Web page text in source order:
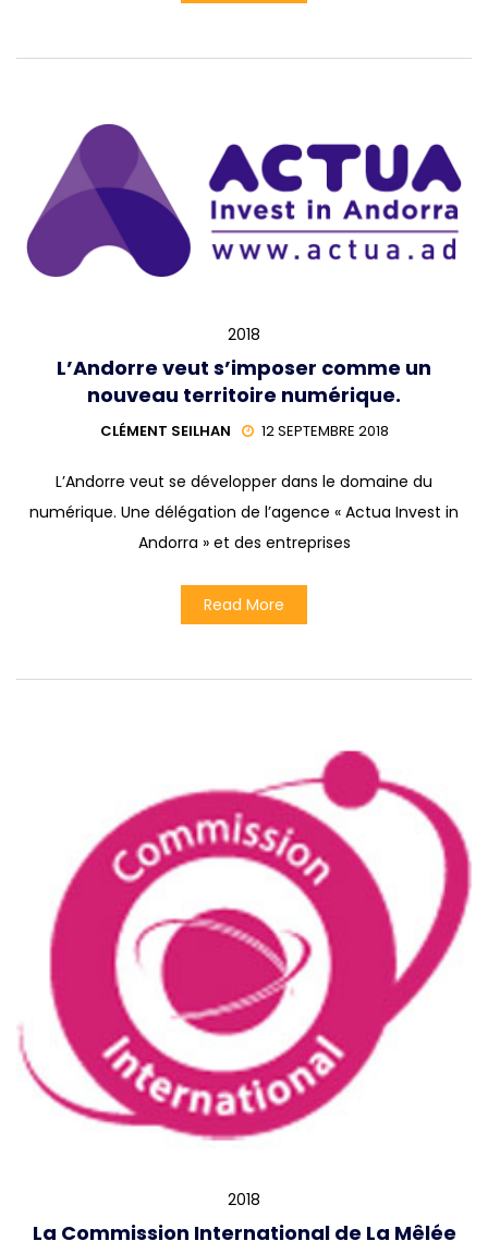
2018
L’Andorre veut s’imposer comme un
nouveau territoire numérique.
CLÉMENT SEILHAN 12 SEPTEMBRE 2018
L’Andorre veut se développer dans le domaine du
numérique. Une délégation de l’agence « Actua Invest in
Andorra » et des entreprises
Read More
2018
La Commission International de La Mêlée